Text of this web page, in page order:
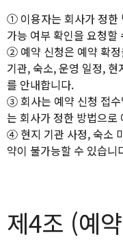
① 이용자는 회사가 정한
가능 여부 확인을 요청할
② 예약 신청은 예약 확
기관, 숙소, 운영 일정,
를 안내합니다.
③ 회사는 예약 신청 접
는 회사가 정한 방법으로
④ 현지 기관 사정, 숙소
약이 불가능할 수 있습니
제4조 (예